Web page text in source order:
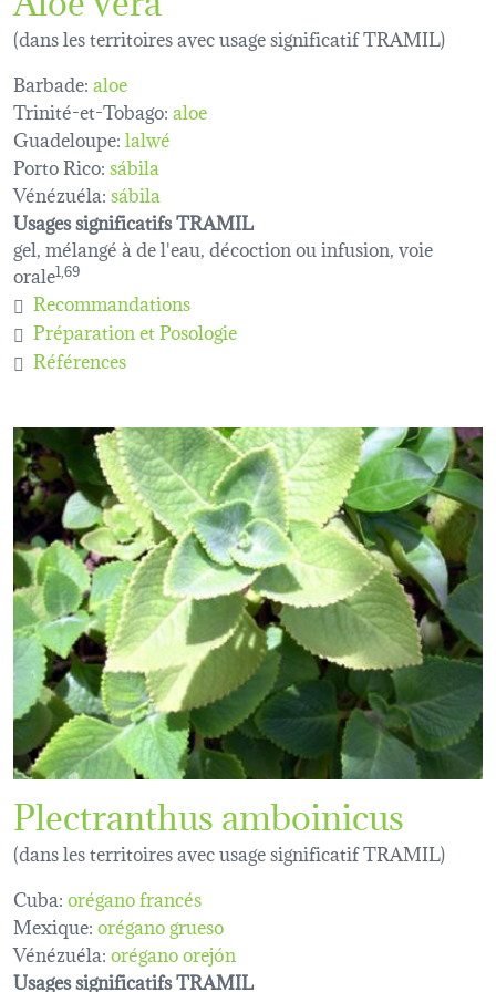
(dans les territoires avec usage significatif TRAMIL)
Barbade:aloe
Trinité-et-Tobago:aloe
Guadeloupe:lalwé
Porto Rico:sábila
Vénézuéla:sábila
Usages significatifs TRAMIL
gel, mélangé à de l'eau, décoction ou infusion, voie
orale1,69
Recommandations
Préparation et Posologie
Références
Plectranthus amboinicus
(dans les territoires avec usage significatif TRAMIL)
Cuba:orégano francés
Mexique:orégano grueso
Vénézuéla:orégano orejón
Usages significatifs TRAMIL